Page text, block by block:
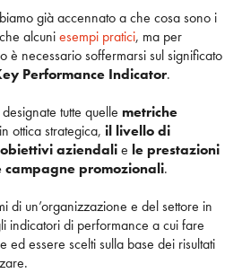
già accennato a che cosa sono i
alcuniesempi pratici, ma per
è necessario soffermarsi sul significato
Performance Indicator.
tutte quelle metriche
ottica strategica, il livello di
aziendalie le prestazioni
promozionali.
di un’organizzazione e del settore in
indicatori di performance a cui fare
ed essere scelti sulla base dei risultati